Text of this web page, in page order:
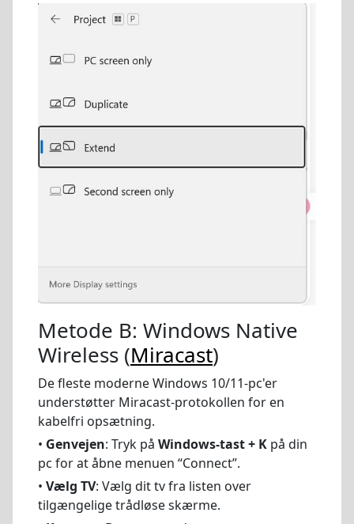
Metode B: Windows Native
Wireless (Miracast)
De fleste moderne Windows 10/11-pc'er
understøtter Miracast-protokollen for en
kabelfri opsætning.
• Genvejen: Tryk på Windows-tast + K på din
pc for at åbne menuen “Connect”.
• Vælg TV: Vælg dit tv fra listen over
tilgængelige trådløse skærme.